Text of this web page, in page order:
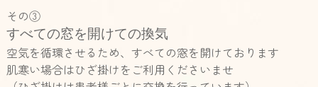
その③
すべての窓を開けての換気
空気を循環させるため、すべての窓を開けております
肌寒い場合はひざ掛けをご利用くださいませ